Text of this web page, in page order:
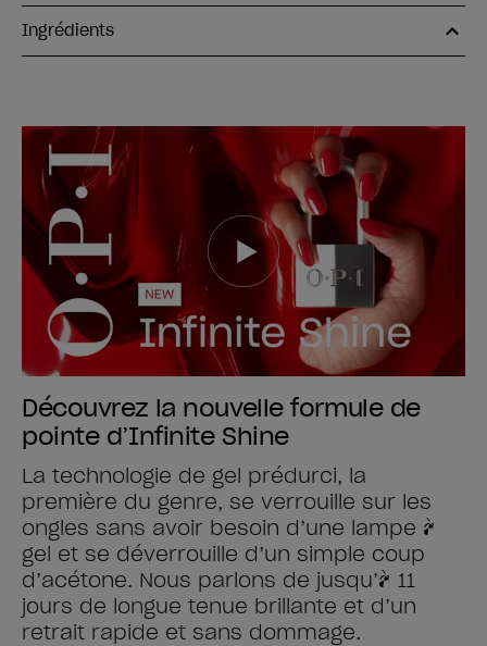
Ingrédients
Découvrez la nouvelle formule de
pointe d’Infinite Shine
La technologie de gel prédurci, la
première du genre, se verrouille sur les
ongles sans avoir besoin d’une lampe à
gel et se déverrouille d’un simple coup
d’acétone. Nous parlons de jusqu’à 11
jours de longue tenue brillante et d’un
retrait rapide et sans dommage.